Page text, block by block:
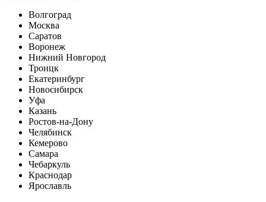
Волгоград
Москва
Саратов
Воронеж
Нижний Новгород
Троицк
Екатеринбург
Новосибирск
Уфа
Казань
Ростов-на-Дону
Челябинск
Кемерово
Самара
Чебаркуль
Краснодар
Ярославль